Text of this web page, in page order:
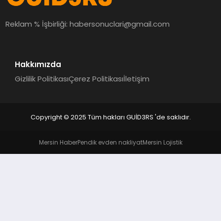
MAGAZIN
Reklam % İşbirliği:habersonuclari@gmail.com
Hakkımızda
Gizlilik PolitikasıÇerez Politikasıİletişim
Copyright © 2025 Tüm hakları GUİD3RS 'de saklıdır.
Mersin HaberPendik evden nakliyatMersin Lojistik